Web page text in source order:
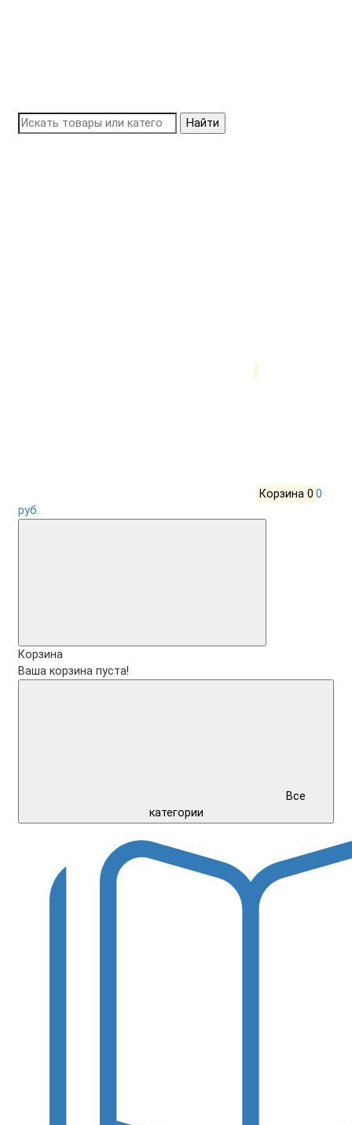
Найти
Корзина 0 0
руб.
Корзина
Ваша корзина пуста!
Все
категории